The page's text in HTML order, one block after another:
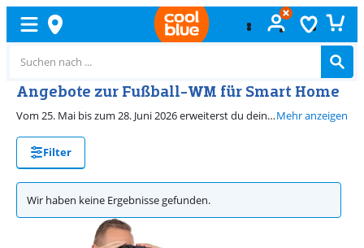
Angebote zur Fußball-WM für Smart Home
Vom 25. Mai bis zum 28. Juni 2026 erweiterst du dein Smart Home mit satten Rabatten. So bedienst du noch mehr Geräte zu Hause von deinem Smartphone aus. Mit den Videotürklingeln, WLAN-Lautsprechern und Stromsteckern sorgst du dafür, dass du keinen Augenblick der spannenden Spiele verpasst. Natürlich werden all deine Smart-Home-Angebote kostenlos zu dir nach Hause geliefert. Hier findest du alle teilnehmenden Modelle dieser Aktion.Mehr anzeigen
Filter
Wir haben keine Ergebnisse gefunden.